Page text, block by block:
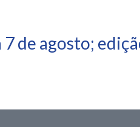
de agosto;